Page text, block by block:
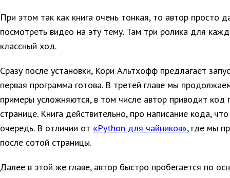
При этом так как книга очень тонкая, то автор просто
посмотреть видео на эту тему. Там три ролика для
классный ход.
Сразу после установки, Кори Альтхофф предлагает
первая программа готова. В третей главе мы
примеры усложняются, в том числе автор приводит
странице. Книга действительно, про написание кода,
очередь. В отличии от «Python для чайников», где мы
после сотой страницы.
Далее в этой же главе, автор быстро пробегается по